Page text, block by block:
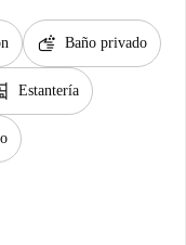
soap Baño privado
Estantería